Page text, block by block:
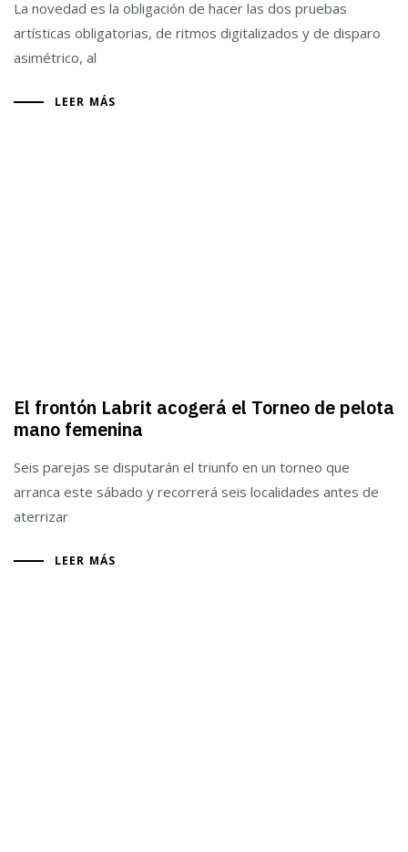
La novedad es la obligación de hacer las dos pruebas
artísticas obligatorias, de ritmos digitalizados y de disparo
asimétrico, al
LEER MÁS
El frontón Labrit acogerá el Torneo de pelota
mano femenina
Seis parejas se disputarán el triunfo en un torneo que
arranca este sábado y recorrerá seis localidades antes de
aterrizar
LEER MÁS